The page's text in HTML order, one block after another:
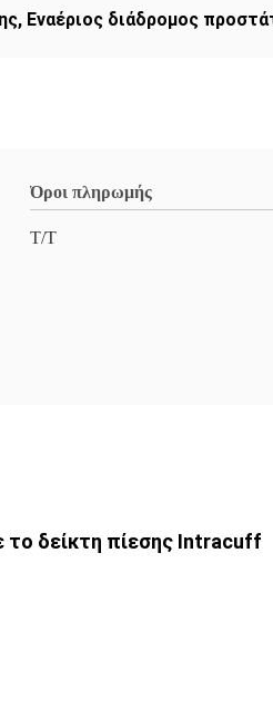
, Εναέριος διάδρομος
Όροι πληρωμής
T/T
το δείκτη πίεσης Intracuff